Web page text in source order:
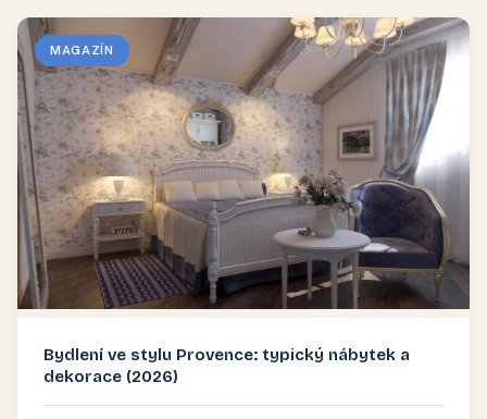
MAGAZÍN
Bydlení ve stylu Provence: typický nábytek a
dekorace (2026)